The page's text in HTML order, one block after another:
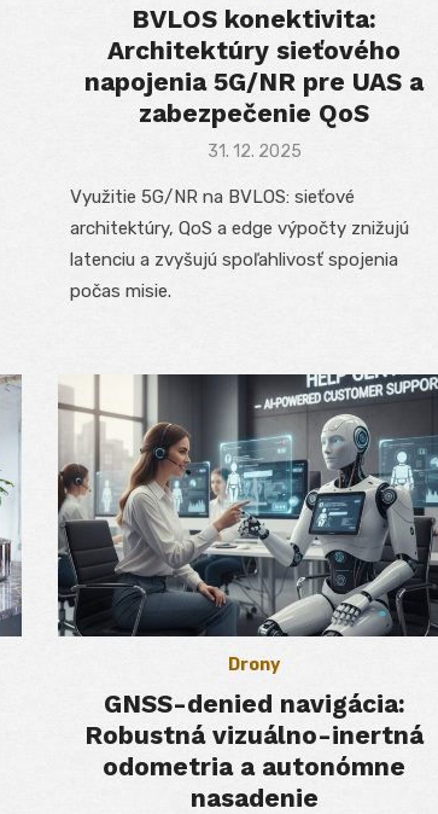
BVLOS konektivita:
Architektúry sieťového
napojenia 5G/NR pre UAS a
zabezpečenie QoS
Posted
31. 12. 2025
Využitie 5G/NR na BVLOS: sieťové
architektúry, QoS a edge výpočty znižujú
latenciu a zvyšujú spoľahlivosť spojenia
počas misie.
Drony
GNSS-denied navigácia:
Robustná vizuálno-inertná
odometria a autonómne
nasadenie